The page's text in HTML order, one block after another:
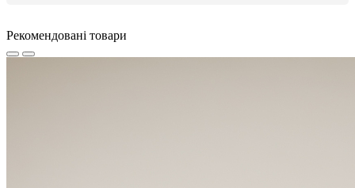
Рекомендовані товари